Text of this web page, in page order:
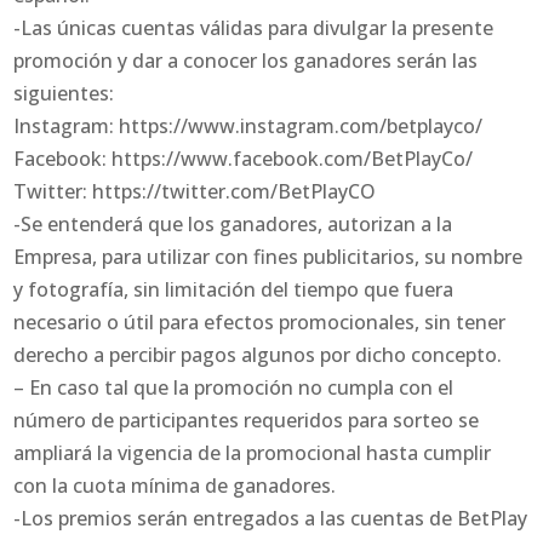
-Las únicas cuentas válidas para divulgar la presente
promoción y dar a conocer los ganadores serán las
siguientes:
Instagram: https://www.instagram.com/betplayco/
Facebook: https://www.facebook.com/BetPlayCo/
Twitter: https://twitter.com/BetPlayCO
-Se entenderá que los ganadores, autorizan a la
Empresa, para utilizar con fines publicitarios, su nombre
y fotografía, sin limitación del tiempo que fuera
necesario o útil para efectos promocionales, sin tener
derecho a percibir pagos algunos por dicho concepto.
– En caso tal que la promoción no cumpla con el
número de participantes requeridos para sorteo se
ampliará la vigencia de la promocional hasta cumplir
con la cuota mínima de ganadores.
-Los premios serán entregados a las cuentas de BetPlay